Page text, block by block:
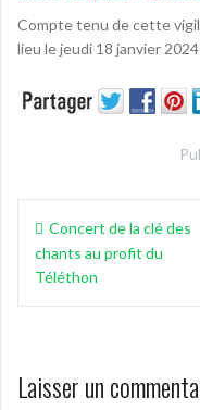
Compte tenu de cette
lieu le jeudi 18 janvier 2024
Navigation
de
l’article
Concert de la clé des
chants au profit du
Téléthon
Laisser un